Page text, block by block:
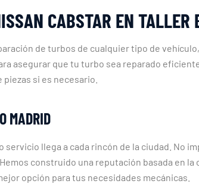
CABSTAR EN TALLER
de turbos de cualquier tipo de
asegurar que tu turbo sea reparado
si es necesario.
MADRID
servicio llega a cada rincón de la ciudad. No
construido una reputación basada en
opción para tus necesidades mecánicas.